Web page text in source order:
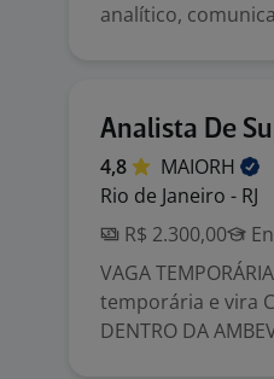
analítico,
Analista De
4,8
MAIORH
Rio de Janeiro - RJ
R$ 2.300,00
VAGA
temporária e vira
DENTRO DA